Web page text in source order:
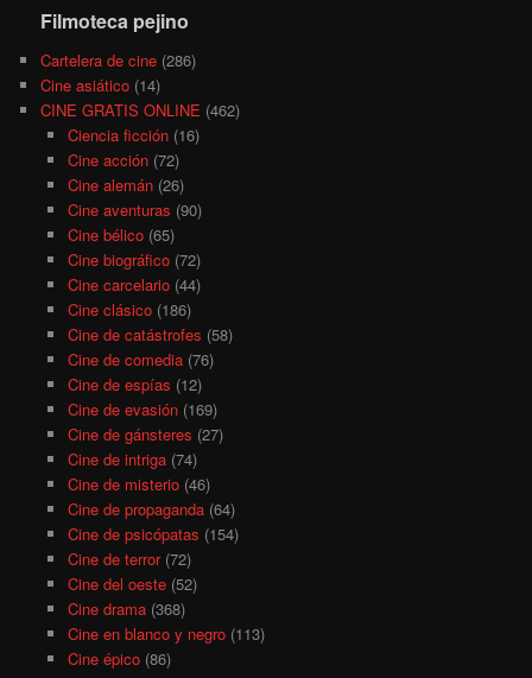
Filmoteca pejino
Cartelera de cine (286)
Cine asiático (14)
CINE GRATIS ONLINE (462)
Ciencia ficción(16)
Cine acción(72)
Cine alemán(26)
Cine aventuras (90)
Cine bélico(65)
Cine biográfico(72)
Cine carcelario(44)
Cine clásico(186)
Cine de catástrofes (58)
Cine de comedia(76)
Cine de espías (12)
Cine de evasión(169)
Cine de gánsteres (27)
Cine de intriga(74)
Cine de misterio(46)
Cine de propaganda(64)
Cine de psicópatas (154)
Cine de terror(72)
Cine del oeste(52)
Cine drama(368)
Cine en blanco y negro(113)
Cine épico(86)